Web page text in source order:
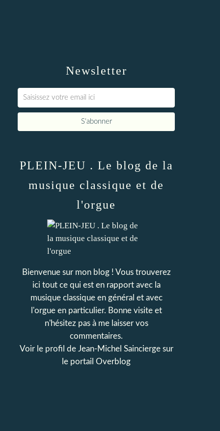
Newsletter
PLEIN-JEU . Le blog de la
musique classique et de
l'orgue
Bienvenue sur mon blog ! Vous trouverez
ici tout ce qui est en rapport avec la
musique classique en général et avec
l'orgue en particulier. Bonne visite et
n'hésitez pas à me laisser vos
commentaires.
Voir le profil de Jean-Michel Sainciergesur
le portail Overblog